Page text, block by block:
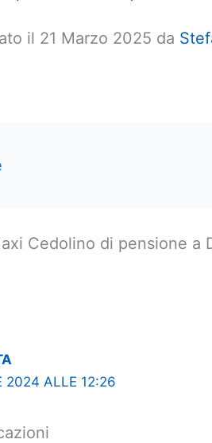
il 21 Marzo 2025 da
Cedolino di pensione
2024 ALLE 12:26